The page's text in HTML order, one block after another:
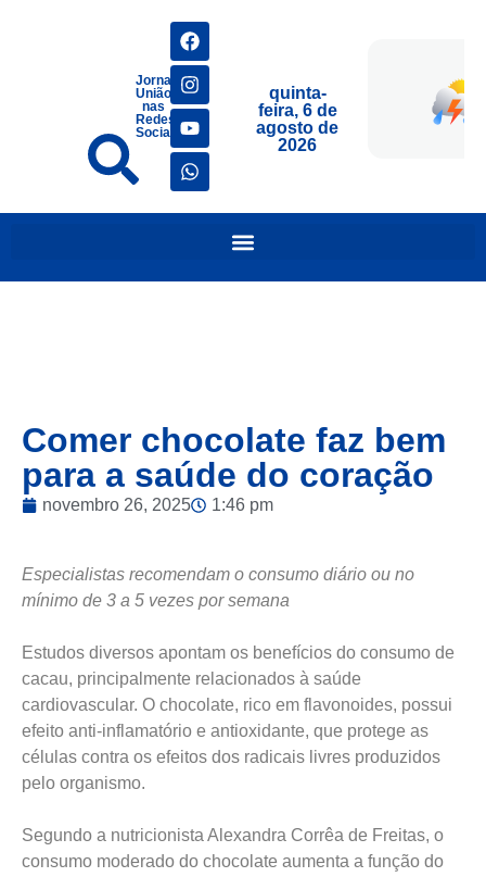
Jornais
União
nas
Redes
Sociais
quinta-
feira, 6 de
agosto de
2026
Comer chocolate faz bem
para a saúde do coração
novembro 26, 2025 1:46 pm
Especialistas recomendam o consumo diário ou no
mínimo de 3 a 5 vezes por semana
Estudos diversos apontam os benefícios do consumo de
cacau, principalmente relacionados à saúde
cardiovascular. O chocolate, rico em flavonoides, possui
efeito anti-inflamatório e antioxidante, que protege as
células contra os efeitos dos radicais livres produzidos
pelo organismo.
Segundo a nutricionista Alexandra Corrêa de Freitas, o
consumo moderado do chocolate aumenta a função do